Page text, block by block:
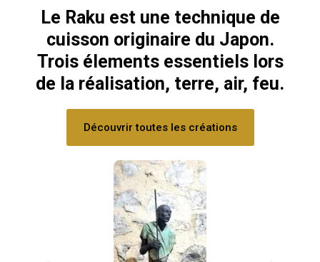
Le Raku est une technique de
cuisson originaire du Japon.
Trois élements essentiels lors
de la réalisation, terre, air, feu.
Découvrir toutes les créations